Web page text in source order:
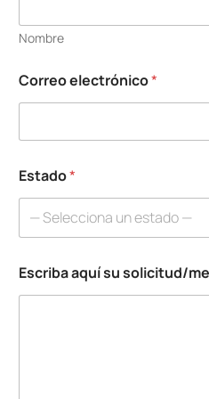
Nombre
Correo electrónico*
Estado*
— Selecciona un estado —
Escriba aquí su solicitud/